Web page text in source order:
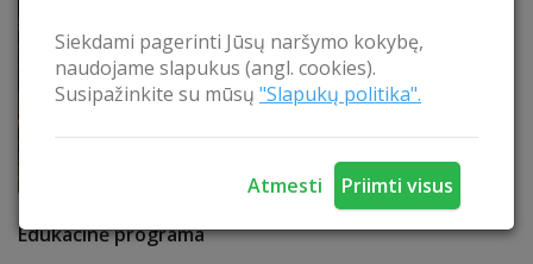
Siekdami pagerinti Jūsų naršymo kokybę,
naudojame slapukus (angl. cookies).
Susipažinkite su mūsų "Slapukų politika".
Atmesti Priimti visus
Pažintis su Šiaurės Amerikos indėnų kultūra -
Edukacinė programa